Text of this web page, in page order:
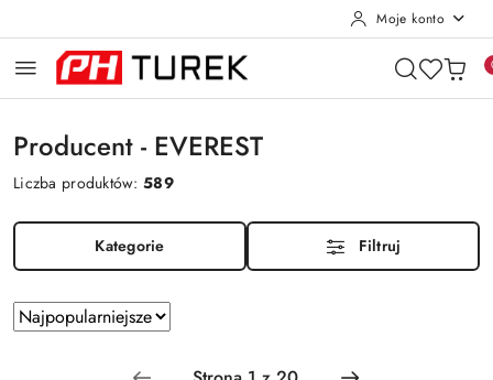
Moje konto
Producent - EVEREST
Liczba produktów:589
Kategorie Filtruj
Zastosowano
sortowanie:
Najpopularniejsze.
Sortuj
według